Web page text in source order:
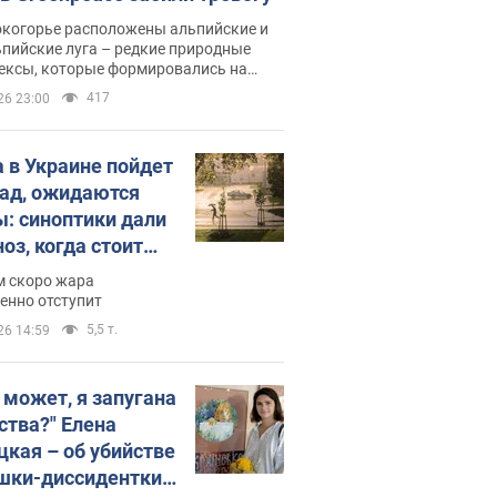
расположены альпийские и
луга – редкие природные
которые формировались на
сотен лет
23:00 417
Украине пойдет
ожидаются
синоптики дали
когда стоит
изменения
скоро жара
отступит
14:59 5,5 т.
я запугана
Елена
– об убийстве
диссидентки